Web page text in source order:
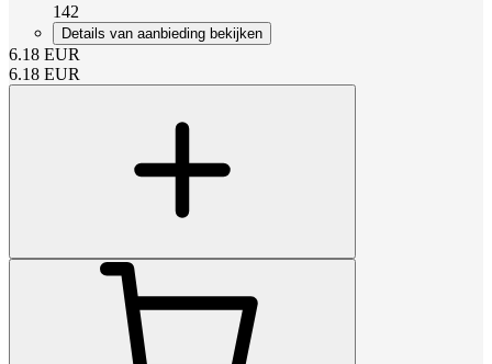
142
Details van aanbieding bekijken
6.18 EUR
6.18 EUR